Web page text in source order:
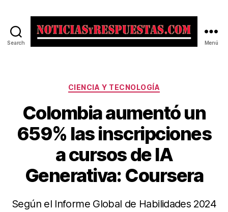
Search Menú
Categorías
CIENCIA Y TECNOLOGÍA
Colombia aumentó un
659% las inscripciones
a cursos de IA
Generativa: Coursera
Según el Informe Global de Habilidades 2024